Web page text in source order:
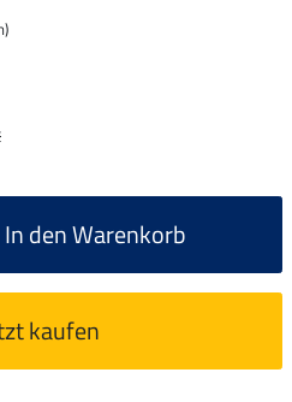
In den Warenkorb
kaufen